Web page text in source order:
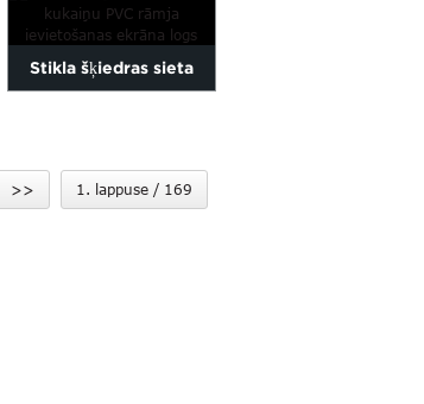
Stikla šķiedras sieta
>> 1. lappuse / 169